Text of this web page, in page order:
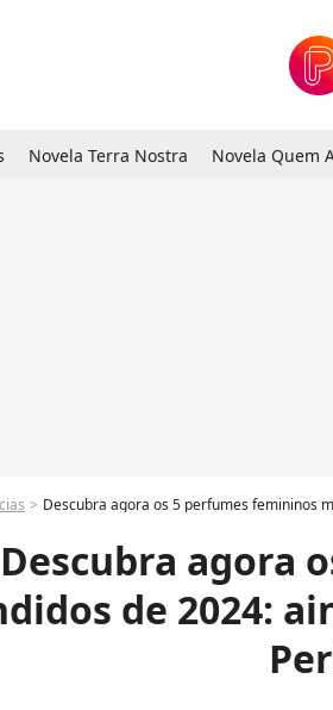
Novela Terra Nostra Novela Quem
Descubra agora os 5 perfumes femininos
Descubra agora
de 2024: